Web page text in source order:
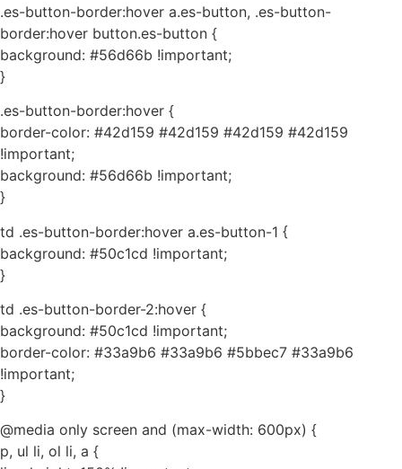
.es-button-border:hover a.es-button, .es-button-
border:hover button.es-button {
background: #56d66b !important;
}
.es-button-border:hover {
border-color: #42d159 #42d159 #42d159 #42d159
!important;
background: #56d66b !important;
}
td .es-button-border:hover a.es-button-1 {
background: #50c1cd !important;
}
td .es-button-border-2:hover {
background: #50c1cd !important;
border-color: #33a9b6 #33a9b6 #5bbec7 #33a9b6
!important;
}
@media only screen and (max-width: 600px) {
p, ul li, ol li, a {